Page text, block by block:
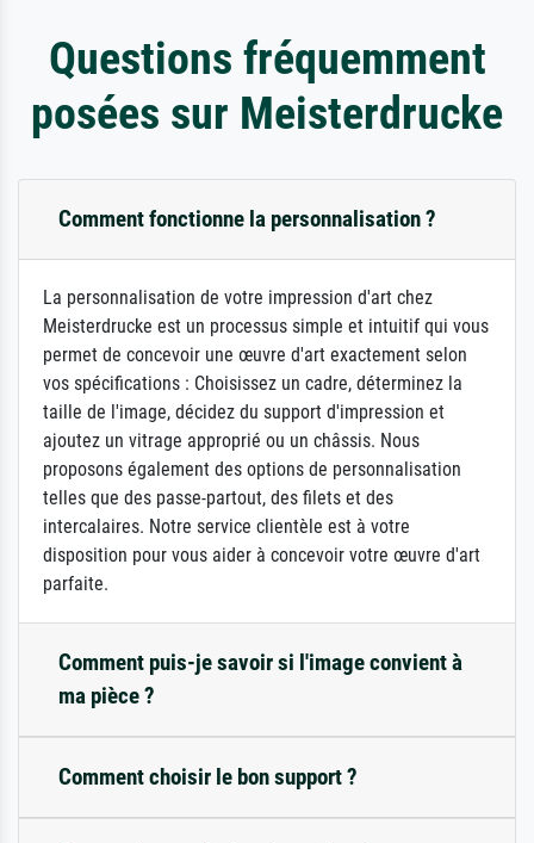
Questions fréquemment
posées sur Meisterdrucke
Comment fonctionne la personnalisation ?
La personnalisation de votre impression d'art chez
Meisterdrucke est un processus simple et intuitif qui vous
permet de concevoir une œuvre d'art exactement selon
vos spécifications : Choisissez un cadre, déterminez la
taille de l'image, décidez du support d'impression et
ajoutez un vitrage approprié ou un châssis. Nous
proposons également des options de personnalisation
telles que des passe-partout, des filets et des
intercalaires. Notre service clientèle est à votre
disposition pour vous aider à concevoir votre œuvre d'art
parfaite.
Comment puis-je savoir si l'image convient à
ma pièce ?
Comment choisir le bon support ?